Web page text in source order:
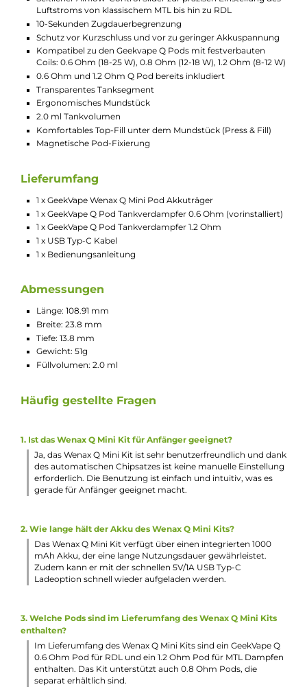
Genauso wie sein größerer Vorgänger verfügt auch
der Wenax Q Mini Stick über einen seitlichen Airflow-
Control Slider, mit dem sich der Luftzug nach den
eigenen Präferenzen und dem verwendeten Pod
anpassen lässt. Im Set sind ein GeekVape Q 0.6 Ohm
Pod für RDL und ein 1.2 Ohm Pod für MTL Dampfen
enthalten. Das Kit unterstützt auch 0.8 Ohm Pods.
Die aus PCTG hergestellten Pods werden magnetisch
am Wenax Q Mini Stick befestigt und können bis zu
2.0 ml Liquid aufnehmen. Das Befüllen erfolgt über
ein Top-Fill-System, wobei das Liquid durch das
kann der gesamte Pod leicht durch einen neuen
Technische Daten
Geringes Gewicht
Tolle Ergonomie und Haptik
Moderner Look
Einfache Bedienung
Material: Aluminium-Legierung & PCTG
Max. Ausgangsleistung: 25 Watt
Keine Einstellungen erforderlich
Aktivierung über die integrierte Zugautomatik
Stylische Farb-LED im “Wenax“ Schriftzug zur optischen
Anzeige von Betriebsstatus, Ladefortschritt und
Luftstroms von klassischem MTL bis hin zu RDL
10-Sekunden Zugdauerbegrenzung
Schutz vor Kurzschluss und vor zu geringer
Kompatibel zu den Geekvape Q Pods mit festverbauten
Transparentes Tanksegment
Ergonomisches Mundstück
2.0 ml Tankvolumen
Komfortables Top-Fill unter dem Mundstück (Press & Fill)
Magnetische Pod-Fixierung